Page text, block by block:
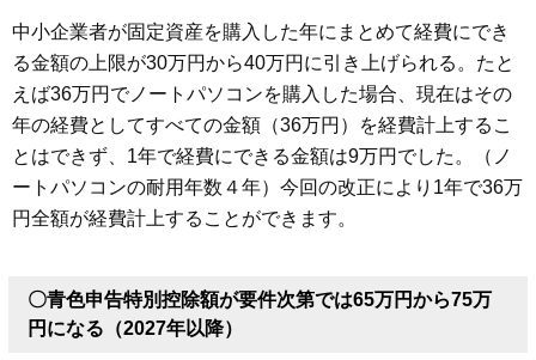
中小企業者が固定資産を購入した年にまとめて経費にでき
る金額の上限が30万円から40万円に引き上げられる。たと
えば36万円でノートパソコンを購入した場合、現在はその
年の経費としてすべての金額（36万円）を経費計上するこ
とはできず、1年で経費にできる金額は9万円でした。（ノ
ートパソコンの耐用年数４年）今回の改正により1年で36万
円全額が経費計上することができます。
〇青色申告特別控除額が要件次第では65万円から75万
円になる（2027年以降）